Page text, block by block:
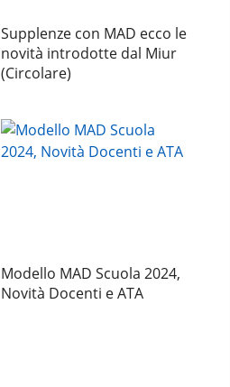
Supplenze con MAD ecco le
novità introdotte dal Miur
(Circolare)
Modello MAD Scuola 2024,
Novità Docenti e ATA